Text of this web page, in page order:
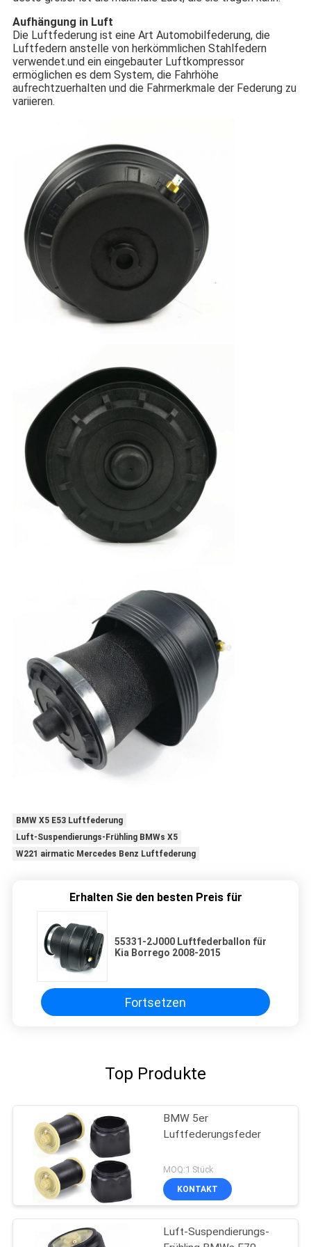
Aufhängung in Luft
Die Luftfederung ist eine Art Automobilfederung, die
Luftfedern anstelle von herkömmlichen Stahlfedern
verwendet.und ein eingebauter Luftkompressor
ermöglichen es dem System, die Fahrhöhe
aufrechtzuerhalten und die Fahrmerkmale der Federung zu
variieren.
BMW X5 E53 Luftfederung
Luft-Suspendierungs-Frühling BMWs X5
W221 airmatic Mercedes Benz Luftfederung
Erhalten Sie den besten Preis für
55331-2J000 Luftfederballon für
Kia Borrego 2008-2015
Fortsetzen
Top Produkte
BMW 5er
Luftfederungsfeder
MOQ:1 Stück
KONTAKT
Luft-Suspendierungs-